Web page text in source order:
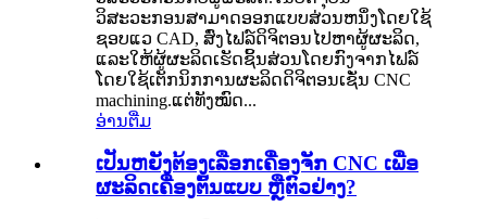
ວິສະວະກອນສາມາດອອກແບບສ່ວນຫນຶ່ງໂດຍໃຊ້
ຊອບແວ CAD, ສົ່ງໄຟລ໌ດິຈິຕອນໄປຫາຜູ້ຜະລິດ,
ແລະໃຫ້ຜູ້ຜະລິດເຮັດຊິ້ນສ່ວນໂດຍກົງຈາກໄຟລ໌
ໂດຍໃຊ້ເຕັກນິກການຜະລິດດິຈິຕອນເຊັ່ນ CNC
machining.ແຕ່ທັງໝົດ...
ອ່ານ​ຕື່ມ
ເປັນຫຍັງຕ້ອງເລືອກເຄື່ອງຈັກ CNC ເພື່ອ
ຜະລິດເຄື່ອງຕົ້ນແບບ ຫຼືຕົວຢ່າງ?